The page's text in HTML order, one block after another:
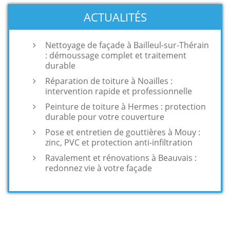
ACTUALITÉS
Nettoyage de façade à Bailleul-sur-Thérain
: démoussage complet et traitement
durable
Réparation de toiture à Noailles :
intervention rapide et professionnelle
Peinture de toiture à Hermes : protection
durable pour votre couverture
Pose et entretien de gouttières à Mouy :
zinc, PVC et protection anti-infiltration
Ravalement et rénovations à Beauvais :
redonnez vie à votre façade